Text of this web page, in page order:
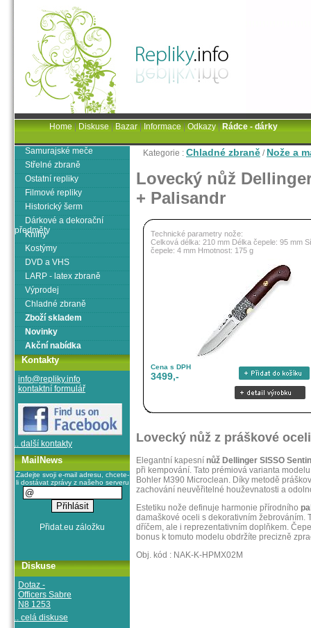
Kategorie : Chladné zbraně / Nože a
Lovecký nůž
+ Palisandr
Technické parametry nože:
Celková délka: 210 mm Délka čepele: 95 mm
čepele: 4 mm Hmotnost: 175 g
Cena s DPH
3499,-
Lovecký nůž z práškové
Elegantní kapesní nůž Dellinger SISSO
při kempování. Tato prémiová varianta
Bohler M390 Microclean. Díky metodě
zachování neuvěřitelné houževnatosti a
Estetiku nože definuje harmonie přírodního
damaškové oceli s dekorativním žebrováním.
dříčem, ale i reprezentativním doplňkem.
bonus k tomuto modelu obdržíte precizně
Obj. kód : NAK-K-HPMX02M
Samurajské meče
Střelné zbraně
Ostatní repliky
Filmové repliky
Historický šerm
Dárkové a dekorační
předměty
Knihy
Kostýmy
DVD a VHS
LARP - latex zbraně
Výprodej
Chladné zbraně
Zboží skladem
Novinky
Akční nabídka
Kontakty
info@repliky.info
kontaktní formulář
.. další kontakty
MailNews
Zadejte svoji e-mail adresu, chcete-
li dostávat zprávy z našeho serveru
Diskuse
Dotaz -
Officers Sabre
N8 1253
.. celá diskuse
Home|Diskuse|Bazar|Informace|Odkazy|Rádce - dárky